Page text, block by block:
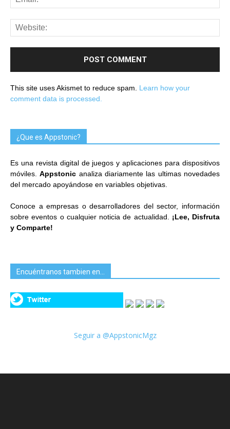
This site uses Akismet to reduce spam. Learn how your
comment data is processed.
¿Que es Appstonic?
Es una revista digital de juegos y aplicaciones para dispositivos
móviles.Appstonic analiza diariamente las ultimas novedades
del mercado apoyándose en variables objetivas.
Conoce a empresas o desarrolladores del sector, información
sobre eventos o cualquier noticia de actualidad. ¡Lee, Disfruta
y Comparte!
Encuéntranos tambien en…
Seguir a @AppstonicMgz